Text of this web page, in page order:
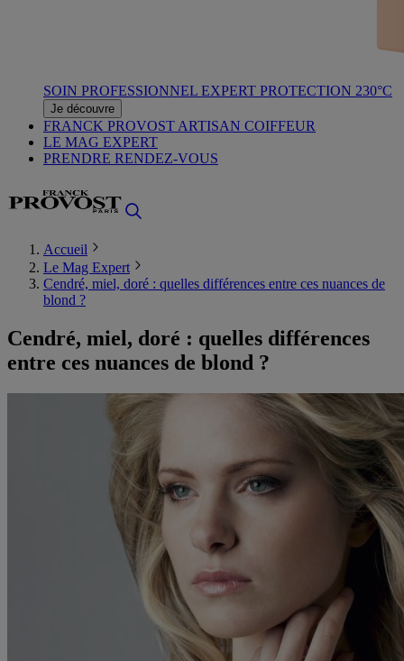
SOIN PROFESSIONNEL EXPERT PROTECTION 230°C
Je découvre
FRANCK PROVOST ARTISAN COIFFEUR
LE MAG EXPERT
PRENDRE RENDEZ-VOUS
Accueil
Le Mag Expert
Cendré, miel, doré : quelles différences entre ces nuances de
blond ?
Cendré, miel, doré : quelles différences
entre ces nuances de blond ?